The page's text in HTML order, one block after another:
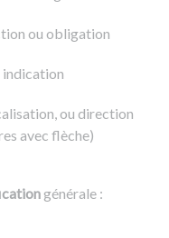
ou obligation
ou direction
avec flèche)
générale :